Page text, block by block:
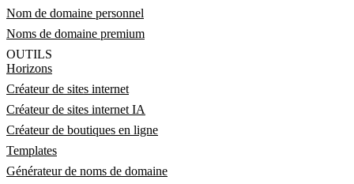
Nom de domaine personnel
Noms de domaine premium
OUTILS
Horizons
Créateur de sites internet
Créateur de sites internet IA
Créateur de boutiques en ligne
Templates
Générateur de noms de domaine